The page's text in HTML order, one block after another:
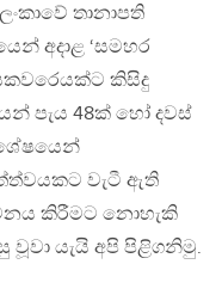
තානාපති
අදාළ ‘සමහර
කිසිදු
පැය 48ක් හෝ දවස්
වැටී ඇති
කිරීමට නොහැකි
යැයි අපි පිළිගනිමු.